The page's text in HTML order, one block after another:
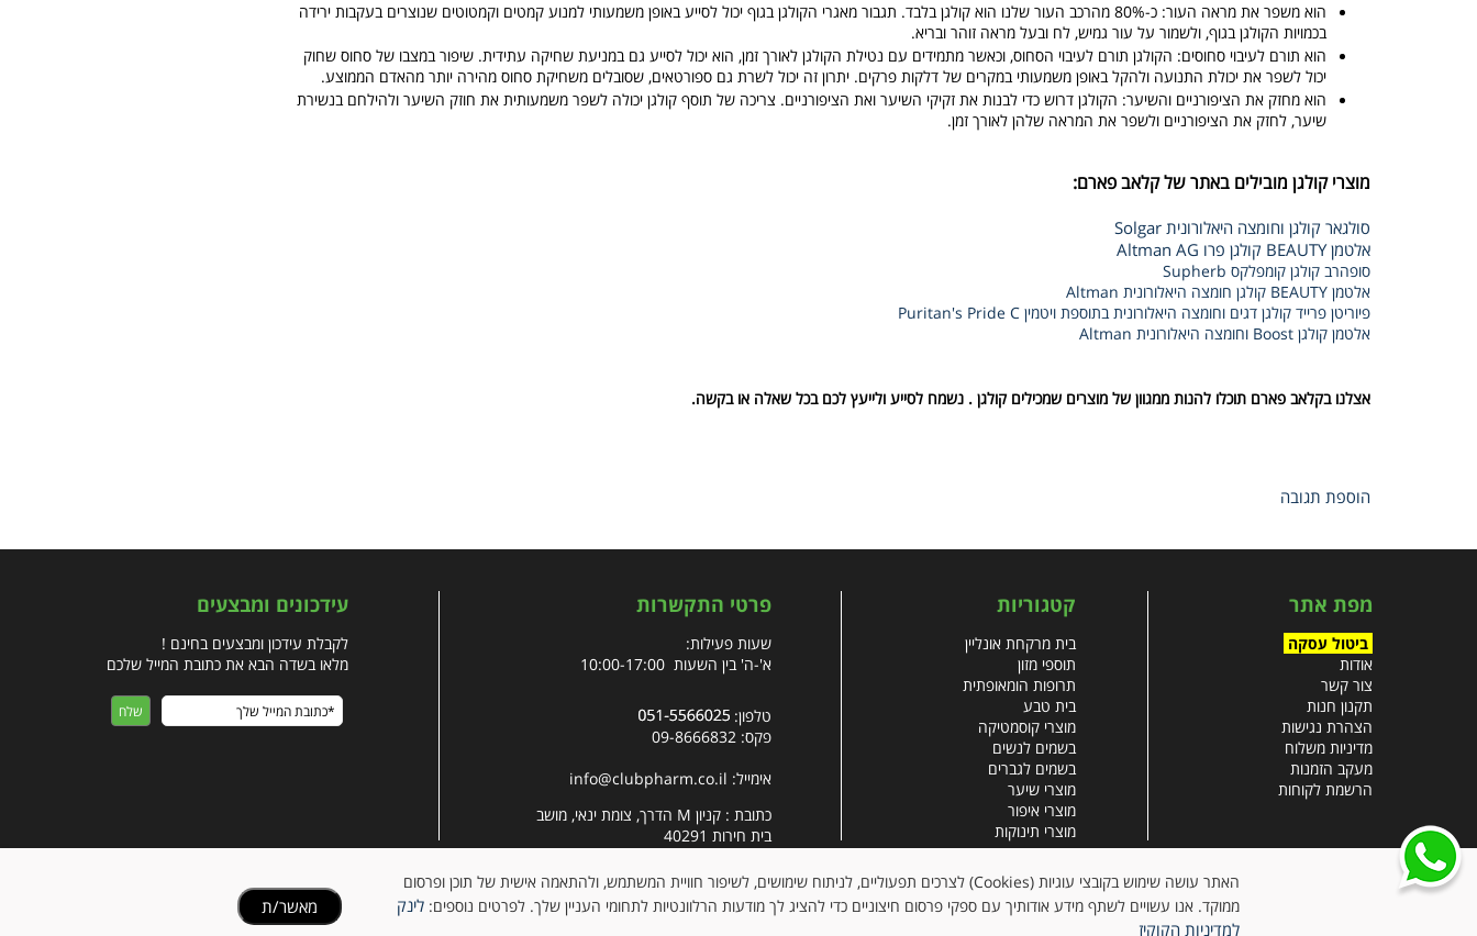
הוא משפר את מראה העור: כ-80% מהרכב העור שלנו הוא קולגן בלבד. תגבור מאגרי הקולגן בגוף יכול לסייע באופן משמעותי למנוע קמטים וקמטוטים שנוצרים בעקבות ירידה
בכמויות הקולגן בגוף, ולשמור על עור גמיש, לח ובעל מראה זוהר ובריא.
הוא תורם לעיבוי סחוסים: הקולגן תורם לעיבוי הסחוס, וכאשר מתמידים עם נטילת הקולגן לאורך זמן, הוא יכול לסייע גם במניעת שחיקה עתידית. שיפור במצבו של סחוס שחוק
יכול לשפר את יכולת התנועה ולהקל באופן משמעותי במקרים של דלקות פרקים. יתרון זה יכול לשרת גם ספורטאים, שסובלים משחיקת סחוס מהירה יותר מהאדם הממוצע.
הוא מחזק את הציפורניים והשיער: הקולגן דרוש כדי לבנות את זקיקי השיער ואת הציפורניים. צריכה של תוסף קולגן יכולה לשפר משמעותית את חוזק השיער ולהילחם בנשירת
שיער, לחזק את הציפורניים ולשפר את המראה שלהן לאורך זמן.
מוצרי קולגן מובילים באתר של קלאב פארם:
סולגאר קולגן וחומצה היאלורונית Solgar
אלטמן BEAUTY קולגן פרו Altman AG
סופהרב קולגן קומפלקס Supherb
אלטמן BEAUTY קולגן חומצה היאלורונית Altman
פיוריטן פרייד קולגן דגים וחומצה היאלורונית בתוספת ויטמין Puritan's Pride C
אלטמן קולגן Boost וחומצה היאלורונית Altman
אצלנו בקלאב פארם תוכלו להנות ממגוון של מוצרים שמכילים קולגן . נשמח לסייע ולייעץ לכם בכל שאלה או בקשה.
הוספת תגובה
מפת אתר
ביטול עסקה
אודות
צור קשר
תקנון חנות
הצהרת נגישות
מדיניות משלוח
מעקב הזמנות
הרשמת לקוחות
קטגוריות
בית מרקחת אונליין
תוספי מזון
תרופות הומאופתית
בית טבע
מוצרי קוסמטיקה
בשמים לנשים
בשמים לגברים
מוצרי שיער
מוצרי איפור
מוצרי תינוקות
צבעי שיער
עזרים רפואיים
פרטי התקשרות
שעות פעילות:
א'-ה' בין השעות 10:00-17:00
טלפון:
פקס: 09-8666832
אימייל: info@clubpharm.co.il
כתובת : קניון M הדרך, צומת ינאי, מושב
בית חירות 40291
עידכונים ומבצעים
לקבלת עידכון ומבצעים בחינם !
מלאו בשדה הבא את כתובת המייל שלכם
האתר עושה שימוש בקובצי עוגיות (Cookies) לצרכים תפעוליים, לניתוח שימושים, לשיפור חוויית המשתמש, ולהתאמה אישית של תוכן ופרסום
ממוקד. אנו עשויים לשתף מידע אודותיך עם ספקי פרסום חיצוניים כדי להציג לך מודעות הרלוונטיות לתחומי העניין שלך. לפרטים נוספים: לינק
למדיניות הקוקיז
מאשר/ת